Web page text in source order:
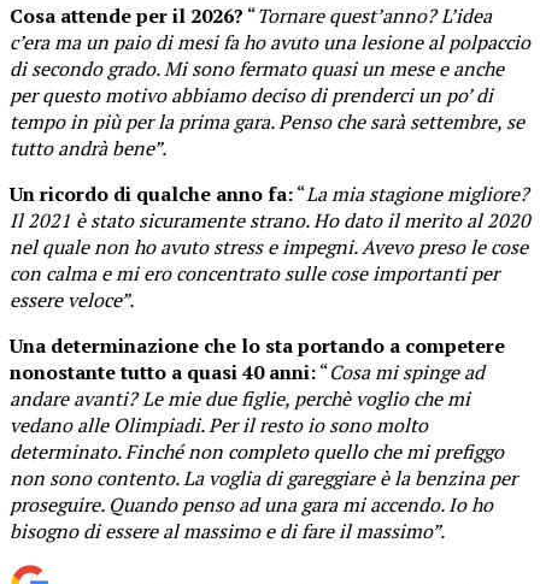
Cosa attende per il 2026? “Tornare quest’anno? L’idea
c’era ma un paio di mesi fa ho avuto una lesione al polpaccio
di secondo grado. Mi sono fermato quasi un mese e anche
per questo motivo abbiamo deciso di prenderci un po’ di
tempo in più per la prima gara. Penso che sarà settembre, se
tutto andrà bene”.
Un ricordo di qualche anno fa:“La mia stagione migliore?
Il 2021 è stato sicuramente strano. Ho dato il merito al 2020
nel quale non ho avuto stress e impegni. Avevo preso le cose
con calma e mi ero concentrato sulle cose importanti per
essere veloce”.
Una determinazione che lo sta portando a competere
nonostante tutto a quasi 40 anni:“Cosa mi spinge ad
andare avanti? Le mie due figlie, perchè voglio che mi
vedano alle Olimpiadi. Per il resto io sono molto
determinato. Finché non completo quello che mi prefiggo
non sono contento. La voglia di gareggiare è la benzina per
proseguire. Quando penso ad una gara mi accendo. Io ho
bisogno di essere al massimo e di fare il massimo”.